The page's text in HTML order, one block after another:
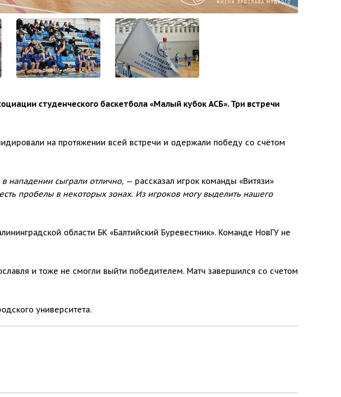
студенческого баскетбола «Малый кубок АСБ». Три встречи
на протяжении всей встречи и одержали победу со счётом
нападении сыграли отлично, — рассказал игрок команды «Витязи»
пробелы в некоторых зонах. Из игроков могу выделить нашего
области БК «Балтийский Буревестник». Команде НовГУ не
и тоже не смогли выйти победителем. Матч завершился со счетом
университета.